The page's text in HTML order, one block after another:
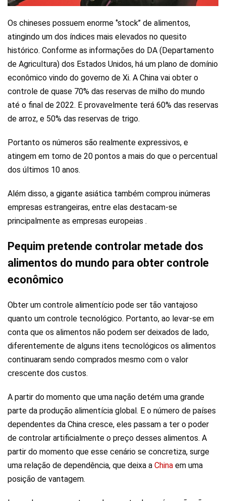
Os chineses possuem enorme ‘’stock’’ de alimentos,
atingindo um dos índices mais elevados no quesito
histórico. Conforme as informações do DA (Departamento
de Agricultura) dos Estados Unidos, há um plano de domínio
econômico vindo do governo de Xi. A China vai obter o
controle de quase 70% das reservas de milho do mundo
até o final de 2022. E provavelmente terá 60% das reservas
de arroz, e 50% das reservas de trigo.
Portanto os números são realmente expressivos, e
atingem em torno de 20 pontos a mais do que o percentual
dos últimos 10 anos.
Além disso, a gigante asiática também comprou inúmeras
empresas estrangeiras, entre elas destacam-se
principalmente as empresas europeias .
Pequim pretende controlar metade dos
alimentos do mundo para obter controle
econômico
Obter um controle alimentício pode ser tão vantajoso
quanto um controle tecnológico. Portanto, ao levar-se em
conta que os alimentos não podem ser deixados de lado,
diferentemente de alguns itens tecnológicos os alimentos
continuaram sendo comprados mesmo com o valor
crescente dos custos.
A partir do momento que uma nação detém uma grande
parte da produção alimentícia global. E o número de países
dependentes da China cresce, eles passam a ter o poder
de controlar artificialmente o preço desses alimentos. A
partir do momento que esse cenário se concretiza, surge
uma relação de dependência, que deixa a China em uma
posição de vantagem.